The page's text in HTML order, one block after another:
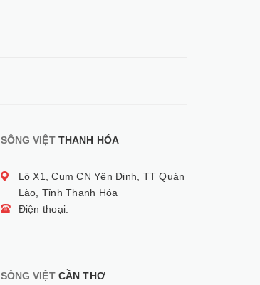
SÔNG VIỆTTHANH HÓA
Lô X1, Cụm CN Yên Định, TT Quán
Lào, Tỉnh Thanh Hóa
Điện thoại:
SÔNG VIỆTCẦN THƠ